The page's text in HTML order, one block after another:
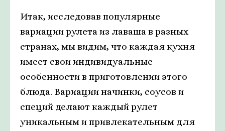
Итак, исследовав популярные
вариации рулета из лаваша в разных
странах, мы видим, что каждая кухня
имеет свои индивидуальные
особенности в приготовлении этого
блюда. Вариации начинки, соусов и
специй делают каждый рулет
уникальным и привлекательным для